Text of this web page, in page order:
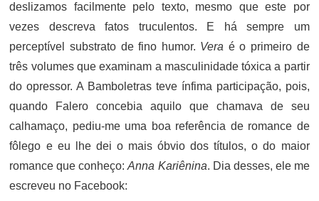
deslizamos facilmente pelo texto, mesmo que este por
vezes descreva fatos truculentos. E há sempre um
perceptível substrato de fino humor. Vera é o primeiro de
três volumes que examinam a masculinidade tóxica a partir
do opressor. A Bamboletras teve ínfima participação, pois,
quando Falero concebia aquilo que chamava de seu
calhamaço, pediu-me uma boa referência de romance de
fôlego e eu lhe dei o mais óbvio dos títulos, o do maior
romance que conheço:Anna Kariênina. Dia desses, ele me
escreveu no Facebook: